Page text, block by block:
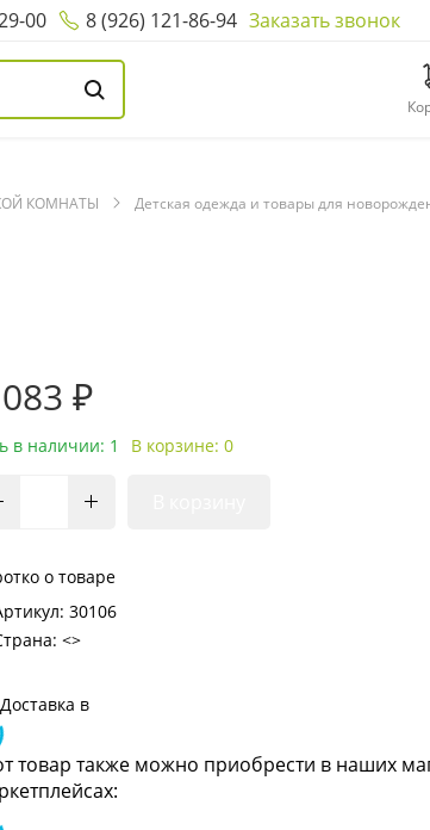
00 8 (926) 121-86-94 Заказать звонок
КОМНАТЫ
Детская одежда и товары для
₽
в наличии: 1 В корзине: 0
о товаре
30106
<>
Доставка в
товар также можно приобрести в наших